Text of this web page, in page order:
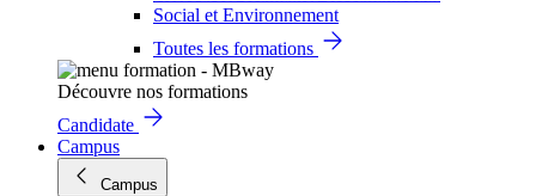
Social et Environnement
Toutes les formations
Découvre nos formations
Candidate
Campus
Campus